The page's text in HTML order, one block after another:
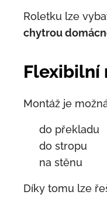
Roletku lze
chytrou
Flexibilní
Montáž je
✅ do překladu
✅ do stropu
✅ na stěnu
Díky tomu lze